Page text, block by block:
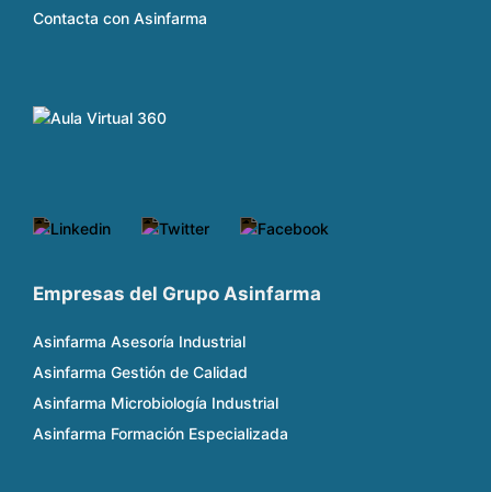
Contacta con Asinfarma
Empresas del Grupo Asinfarma
Asinfarma Asesoría Industrial
Asinfarma Gestión de Calidad
Asinfarma Microbiología Industrial
Asinfarma Formación Especializada